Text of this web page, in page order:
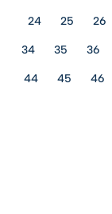
24 25 26
34 35 36
44 45 46